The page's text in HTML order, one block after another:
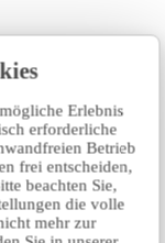
Erlebnis
erforderliche
Betrieb
frei entscheiden,
beachten Sie,
die volle
mehr zur